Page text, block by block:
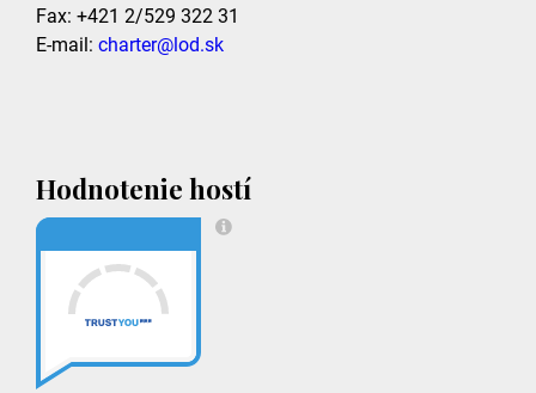
Fax: +421 2/529 322 31
E-mail: charter@lod.sk
Hodnotenie hostí